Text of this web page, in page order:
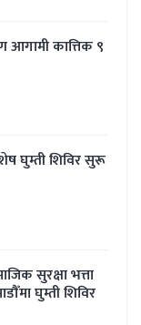
आगामी कात्तिक ९
घुम्ती शिविर सुरू
सुरक्षा भत्ता
घुम्ती शिविर